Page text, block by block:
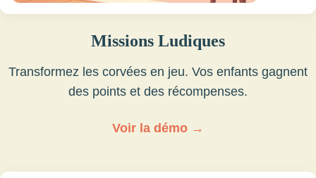
Missions Ludiques
Transformez les corvées en jeu. Vos enfants gagnent
des points et des récompenses.
Voir la démo →